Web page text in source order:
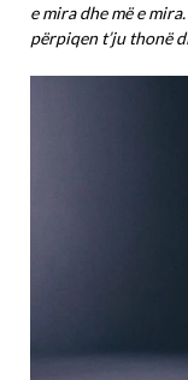
e mira dhe më e
përpiqen t’ju thonë